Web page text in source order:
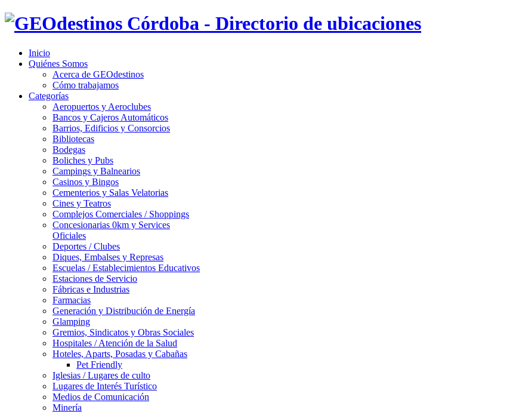
Inicio
Quiénes Somos
Acerca de GEOdestinos
Cómo trabajamos
Categorías
Aeropuertos y Aeroclubes
Bancos y Cajeros Automáticos
Barrios, Edificios y Consorcios
Bibliotecas
Bodegas
Boliches y Pubs
Campings y Balnearios
Casinos y Bingos
Cementerios y Salas Velatorias
Cines y Teatros
Complejos Comerciales / Shoppings
Concesionarias 0km y Services
Oficiales
Deportes / Clubes
Diques, Embalses y Represas
Escuelas / Establecimientos Educativos
Estaciones de Servicio
Fábricas e Industrias
Farmacias
Generación y Distribución de Energía
Glamping
Gremios, Sindicatos y Obras Sociales
Hospitales / Atención de la Salud
Hoteles, Aparts, Posadas y Cabañas
Pet Friendly
Iglesias / Lugares de culto
Lugares de Interés Turístico
Medios de Comunicación
Minería